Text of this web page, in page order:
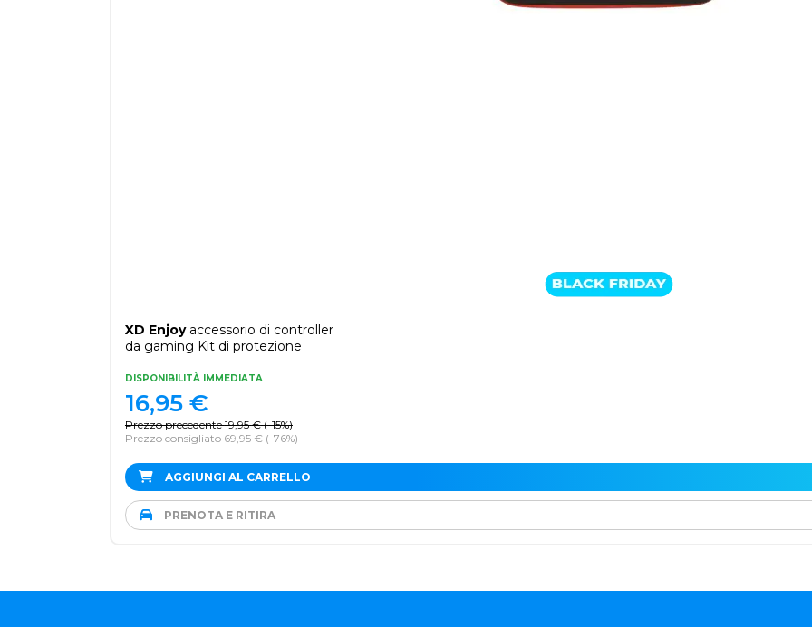
XD Enjoyaccessorio di controller
da gaming Kit di protezione
DISPONIBILITÀ IMMEDIATA
Prezzo precedente 19,95 € (-15%)
Prezzo consigliato 69,95 € (-76%)
16,95 €
AGGIUNGI AL CARRELLO
PRENOTA E RITIRA